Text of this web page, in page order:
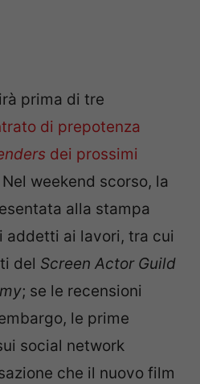
prima di tre
di prepotenza
dei prossimi
Nel weekend scorso, la
alla stampa
addetti ai lavori, tra cui
del Screen Actor Guild
; se le recensioni
le prime
social network
che il nuovo film